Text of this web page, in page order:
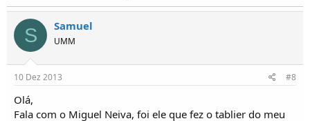
S Samuel
UMM
10 Dez 2013 #8
Olá,
Fala com o Miguel Neiva, foi ele que fez o tablier do meu